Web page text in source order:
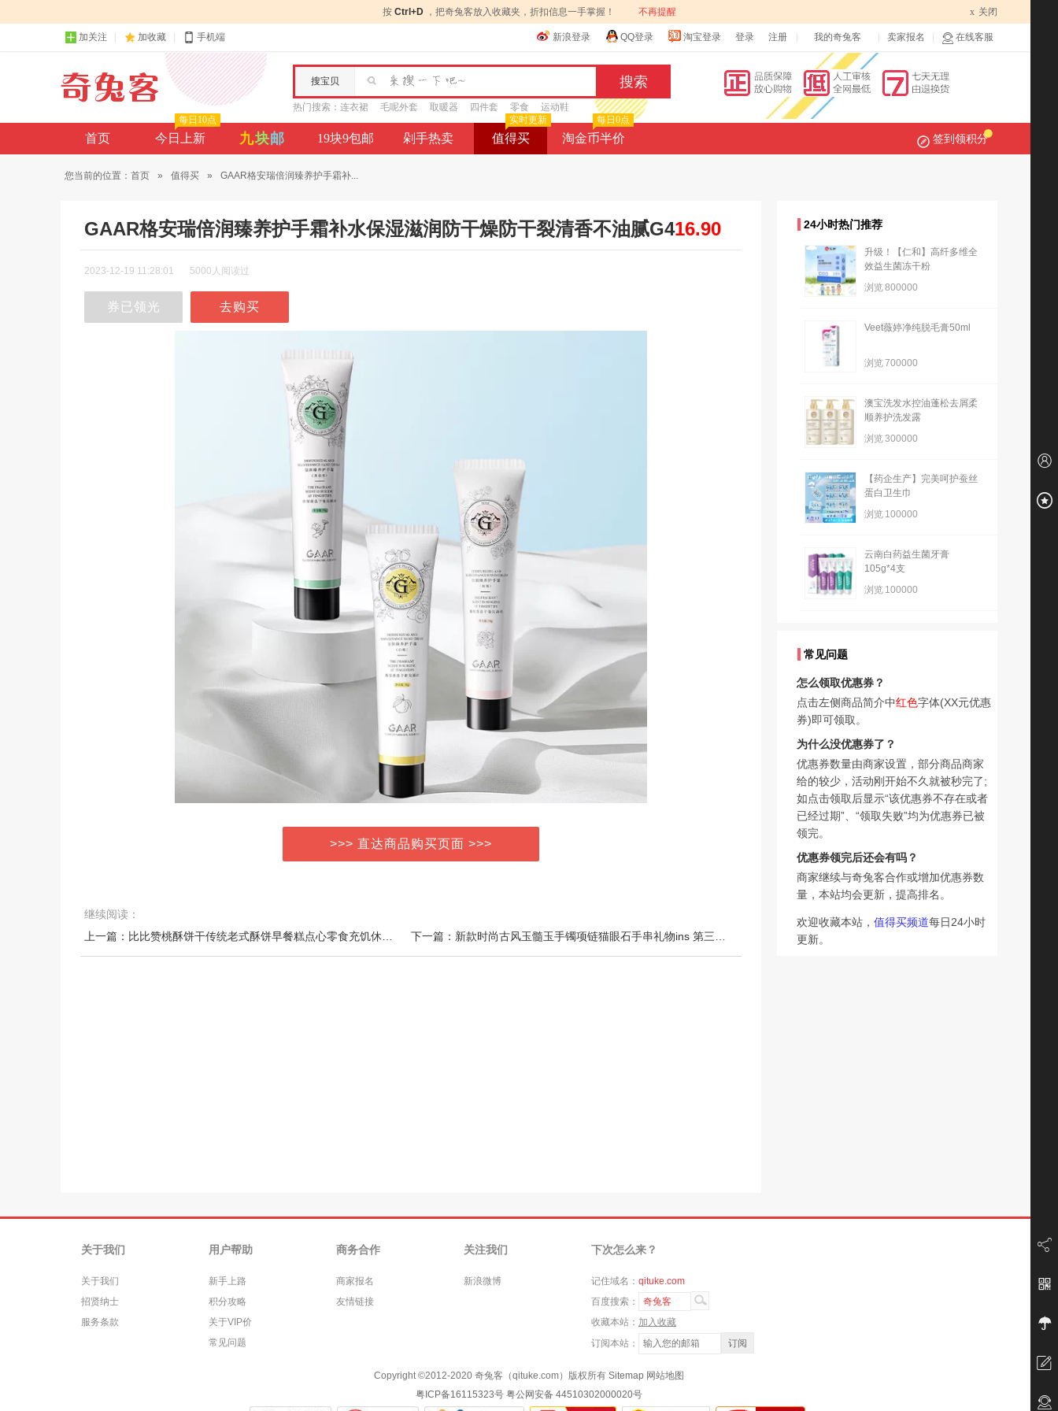
按 Ctrl+D ，把奇兔客放入收藏夹，折扣信息一手掌握！ 不再提醒 x 关闭
加关注 加收藏 手机端 新浪登录 QQ登录 淘宝登录 登录 注册 我的奇兔客 卖家报名 在线客服
搜宝贝
热门搜索： 连衣裙 毛呢外套 取暖器 四件套 零食 运动鞋
首页 今日上新
每日10点
九块邮 19块9包邮 剁手热卖 值得买
实时更新
淘金币半价
每日0点
签到领积分
您当前的位置： 首页 » 值得买 » GAAR格安瑞倍润臻养护手霜补...
GAAR格安瑞倍润臻养护手霜补水保湿滋润防干燥防干裂清香不油腻G416.90
2023-12-19 11:28:01 5000人阅读过
券已领光 去购买
>>> 直达商品购买页面 >>>
继续阅读：
24小时热门推荐
升级！【仁和】高纤多维全
效益生菌冻干粉
浏览800000
Veet薇婷净纯脱毛膏50ml
浏览700000
澳宝洗发水控油蓬松去屑柔
顺养护洗发露
浏览300000
【药企生产】完美呵护蚕丝
蛋白卫生巾
浏览 100000
云南白药益生菌牙膏
105g*4支
浏览 100000
常见问题
怎么领取优惠券？
点击左侧商品简介中红色字体(XX元优惠
券)即可领取。
为什么没优惠券了？
优惠券数量由商家设置，部分商品商家
给的较少，活动刚开始不久就被秒完了;
如点击领取后显示“该优惠券不存在或者
已经过期”、“领取失败”均为优惠券已被
领完。
优惠券领完后还会有吗？
商家继续与奇兔客合作或增加优惠券数
量，本站均会更新，提高排名。
欢迎收藏本站， 值得买频道每日24小时
更新。
关于我们
关于我们
招贤纳士
服务条款
用户帮助
新手上路
积分攻略
关于VIP价
常见问题
商务合作
商家报名
友情链接
关注我们
新浪微博
下次怎么来？
记住域名： qituke.com
百度搜索：
奇兔客
收藏本站： 加入收藏
订阅本站：
Copyright ©2012-2020 奇兔客（qituke.com）版权所有 Sitemap 网站地图
粤ICP备16115323号 粤公网安备 44510302000020号